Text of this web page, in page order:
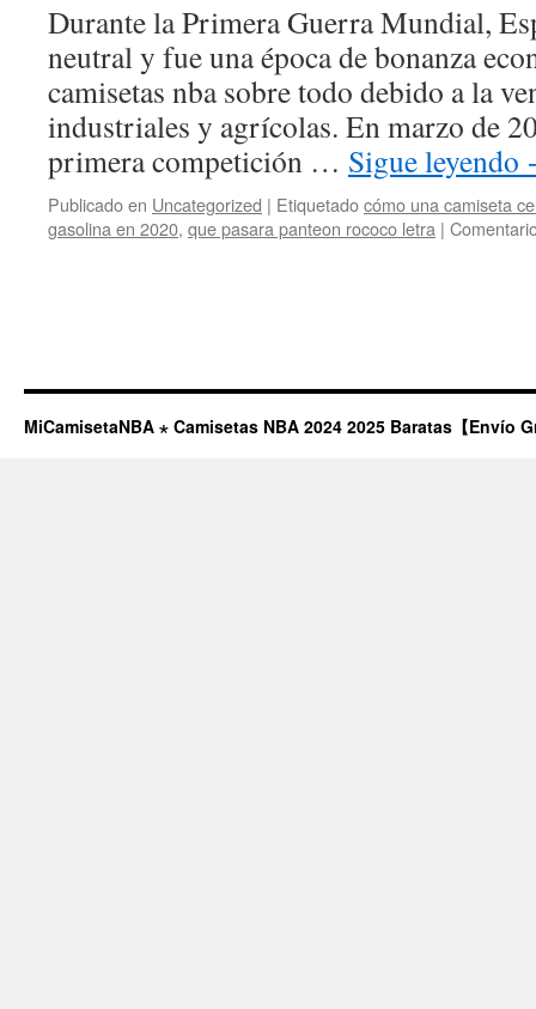
Durante la Primera Guerra Mundial,
neutral y fue una época de bonanza
camisetas nba sobre todo debido a la
industriales y agrícolas. En marzo de
primera competición … Sigue leyendo
Publicado en Uncategorized | Etiquetadocómo una camiseta
gasolina en 2020, que pasara panteon rococo letra |
MiCamisetaNBA ⋆ Camisetas NBA 2024 2025 Baratas【Envío